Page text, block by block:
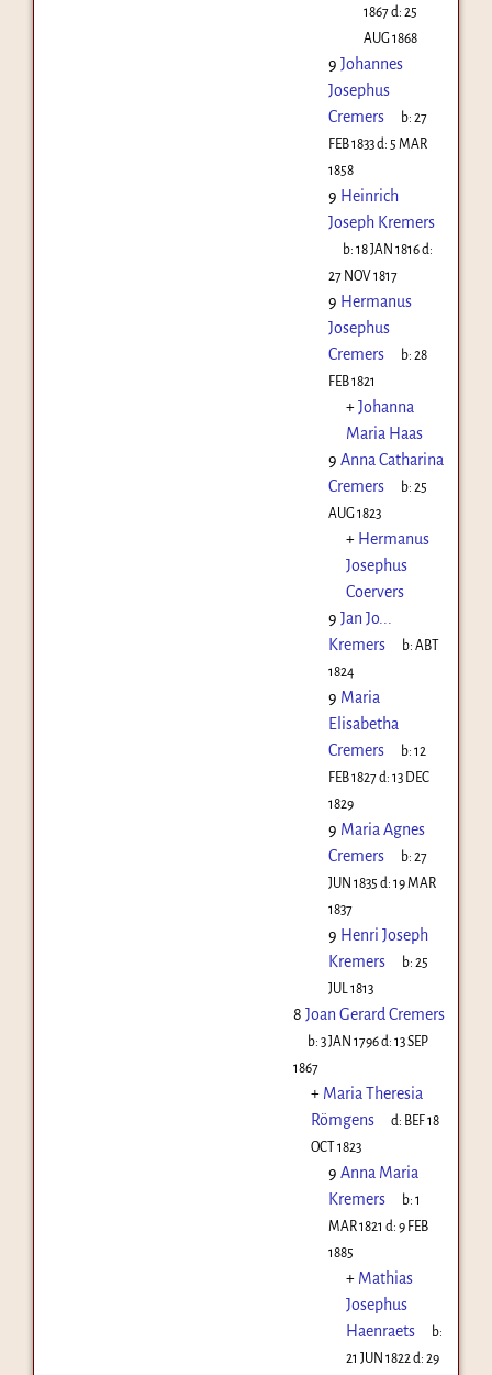
1867d: 25
AUG 1868
9 Johannes
Josephus
Cremers
b:27
FEB 1833d: 5 MAR
1858
9 Heinrich
Joseph Kremers
b:18 JAN 1816d:
27 NOV 1817
9 Hermanus
Josephus
Cremers
b:28
FEB 1821
+Johanna
Maria Haas
9 Anna Catharina
Cremers
b:25
AUG 1823
+ Hermanus
Josephus
Coervers
9 Jan Jo...
Kremers
b:ABT
1824
9 Maria
Elisabetha
Cremers
b:12
FEB 1827d: 13 DEC
1829
9 Maria Agnes
Cremers
b:27
JUN 1835 d: 19 MAR
1837
9 Henri Joseph
Kremers
b:25
JUL 1813
8 Joan Gerard Cremers
b:3 JAN 1796d:13 SEP
1867
+ Maria Theresia
Römgens
d: BEF 18
OCT 1823
9 Anna Maria
Kremers
b:1
MAR 1821 d: 9 FEB
1885
+ Mathias
Josephus
Haenraets
b:
21 JUN 1822 d: 29